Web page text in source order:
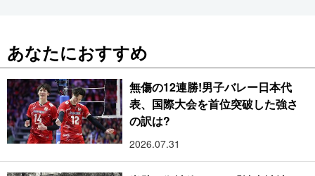
あなたにおすすめ
無傷の12連勝!男子バレー日本代
表、国際大会を首位突破した強さ
の訳は?
2026.07.31